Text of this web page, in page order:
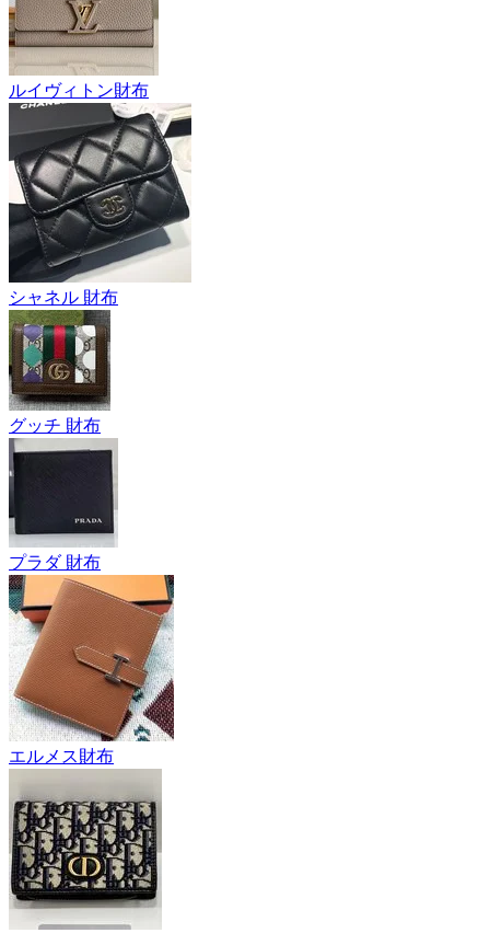
ルイヴィトン財布
シャネル 財布
グッチ 財布
プラダ 財布
エルメス財布